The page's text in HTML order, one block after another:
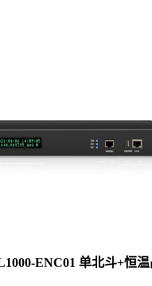
ENC01 单北斗+恒